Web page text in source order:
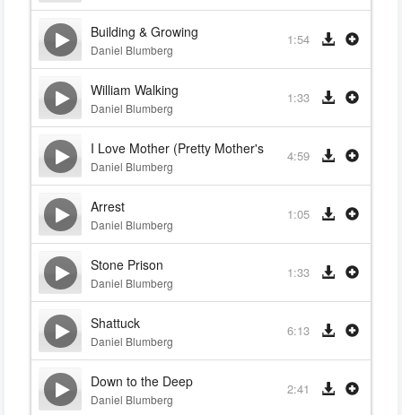
Building & Growing
Daniel Blumberg
1:54
William Walking
Daniel Blumberg
1:33
I Love Mother (Pretty Mother's Home)
Daniel Blumberg
4:59
Arrest
Daniel Blumberg
1:05
Stone Prison
Daniel Blumberg
1:33
Shattuck
Daniel Blumberg
6:13
Down to the Deep
Daniel Blumberg
2:41